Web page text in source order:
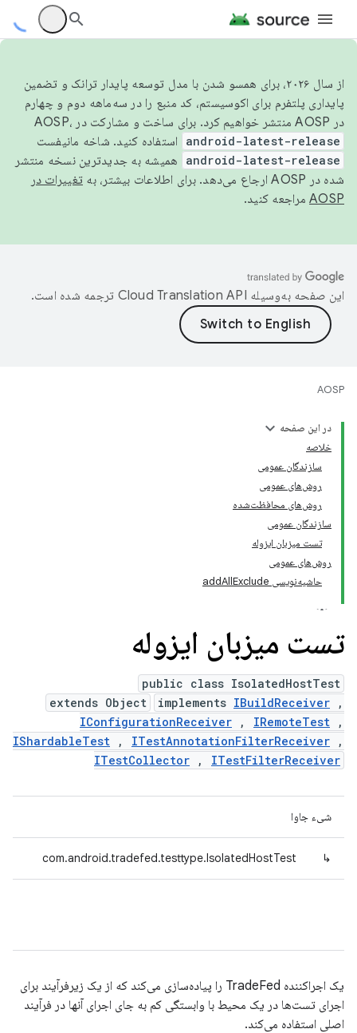
از سال ۲۰۲۶، برای همسو شدن با مدل توسعه پایدار ترانک و تضمین
پایداری پلتفرم برای اکوسیستم، کد منبع را در سه‌ماهه دوم و چهارم
در AOSP منتشر خواهیم کرد. برای ساخت و مشارکت در AOSP،
android-latest-release استفاده کنید. شاخه مانیفست
android-latest-release
همیشه به جدیدترین نسخه منتشر
شده در AOSP ارجاع می‌دهد. برای اطلاعات بیشتر، به
تغییرات در
AOSP مراجعه کنید.
این صفحه به‌وسیله ترجمه شده است.
AOSP
در این صفحه
خلاصه
سازندگان عمومی
روش‌های عمومی
روش‌های محافظت‌شده
سازندگان عمومی
تست میزبان ایزوله
روش‌های عمومی
حاشیه‌نویسی addAllExclude
تست میزبان ایزوله
public class IsolatedHostTest
extends Object
implements IBuildReceiver ,
IConfigurationReceiver , IRemoteTest ,
IShardableTest , ITestAnnotationFilterReceiver ,
ITestCollector , ITestFilterReceiver
شیء جاوا
↳
com.android.tradefed.testtype.IsolatedHostTest
یک اجراکننده TradeFed را پیاده‌سازی می‌کند که از یک زیرفرآیند برای
اجرای تست‌ها در یک محیط با وابستگی کم به جای اجرای آنها در فرآیند
اصلی استفاده می‌کند.